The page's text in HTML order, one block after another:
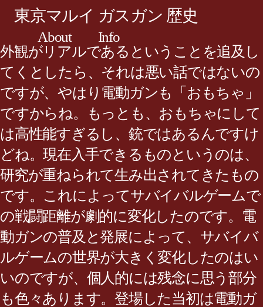
東京マルイ ガスガン 歴史
About
Info
外観がリアルであるということを追及し
てくとしたら、それは悪い話ではないの
ですが、やはり電動ガンも「おもちゃ」
ですからね。もっとも、おもちゃにして
は高性能すぎるし、銃ではあるんですけ
どね。現在入手できるものというのは、
研究が重ねられて生み出されてきたもの
です。これによってサバイバルゲームで
の戦闘距離が劇的に変化したのです。電
動ガンの普及と発展によって、サバイバ
ルゲームの世界が大きく変化したのはい
いのですが、個人的には残念に思う部分
も色々あります。登場した当初は電動ガ